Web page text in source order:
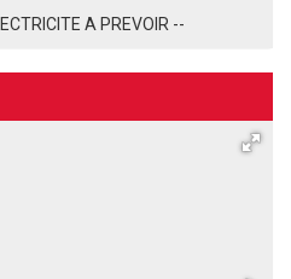
A PREVOIR --